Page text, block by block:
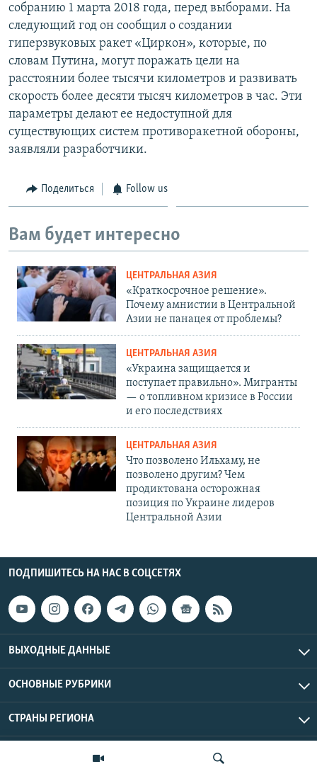
собранию 1 марта 2018 года, перед выборами. На
следующий год он сообщил о создании
гиперзвуковых ракет «Циркон», которые, по
словам Путина, могут поражать цели на
расстоянии более тысячи километров и развивать
скорость более десяти тысяч километров в час. Эти
параметры делают ее недоступной для
существующих систем противоракетной обороны,
заявляли разработчики.
Поделиться Follow us
Вам будет интересно
ЦЕНТРАЛЬНАЯ АЗИЯ
«Краткосрочное решение».
Почему амнистии в Центральной
Азии не панацея от проблемы?
ЦЕНТРАЛЬНАЯ АЗИЯ
«Украина защищается и
поступает правильно». Мигранты
— о топливном кризисе в России
и его последствиях
ЦЕНТРАЛЬНАЯ АЗИЯ
Что позволено Ильхаму, не
позволено другим? Чем
продиктована осторожная
позиция по Украине лидеров
Центральной Азии
ПОДПИШИТЕСЬ НА НАС В СОЦСЕТЯХ
ВЫХОДНЫЕ ДАННЫЕ
ОСНОВНЫЕ РУБРИКИ
СТРАНЫ РЕГИОНА
Азаттык Азия © 2026 RFE/RL, Inc. | Все права защищены.